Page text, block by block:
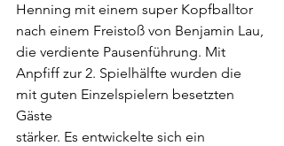
Henning mit einem super Kopfballtor
nach einem Freistoß von Benjamin Lau,
die verdiente Pausenführung. Mit
Anpfiff zur 2. Spielhälfte wurden die
mit guten Einzelspielern besetzten
Gäste
stärker. Es entwickelte sich ein